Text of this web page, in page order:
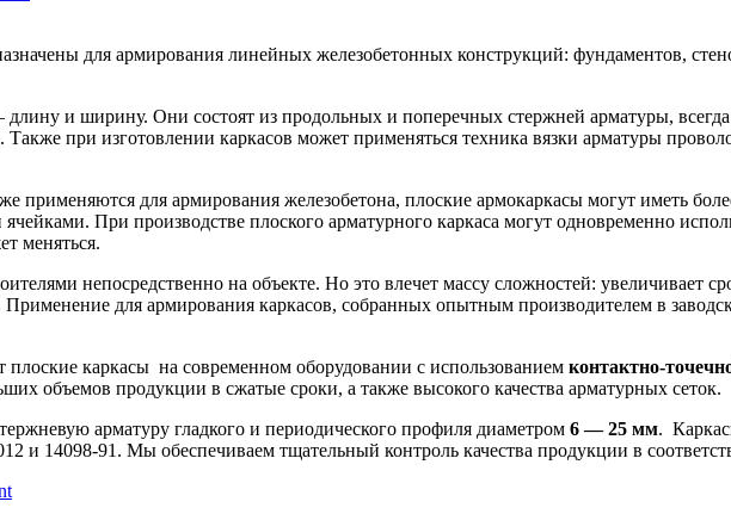
для армирования линейных железобетонных конструкций: фундаментов,
длину и ширину. Они состоят из продольных и поперечных стержней арматуры,
Также при изготовлении каркасов может применяться техника вязки арматуры
применяются для армирования железобетона, плоские армокаркасы могут иметь
При производстве плоского арматурного каркаса могут одновременно
меняться.
непосредственно на объекте. Но это влечет массу сложностей: увеличивает
для армирования каркасов, собранных опытным производителем в
плоские каркасы на современном оборудовании с использованием контактно-
объемов продукции в сжатые сроки, а также высокого качества арматурных сеток.
арматуру гладкого и периодического профиля диаметром 6 — 25 мм.
и 14098-91. Мы обеспечиваем тщательный контроль качества продукции в
on